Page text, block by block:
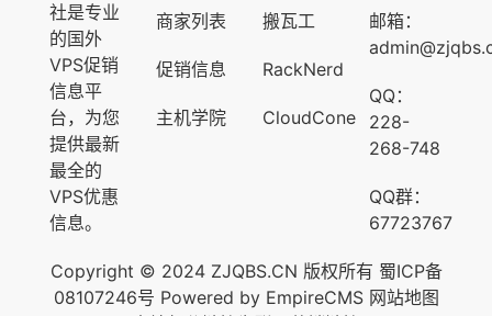
社是专业
的国外
VPS促销
信息平
台，为您
提供最新
最全的
VPS优惠
信息。
商家列表
促销信息
主机学院
搬瓦工
RackNerd
CloudCone
邮箱：
QQ：
228-
268-748
QQ群：
67723767
Copyright © 2024 ZJQBS.CN 版权所有 蜀ICP备
08107246号 Powered by EmpireCMS 网站地图